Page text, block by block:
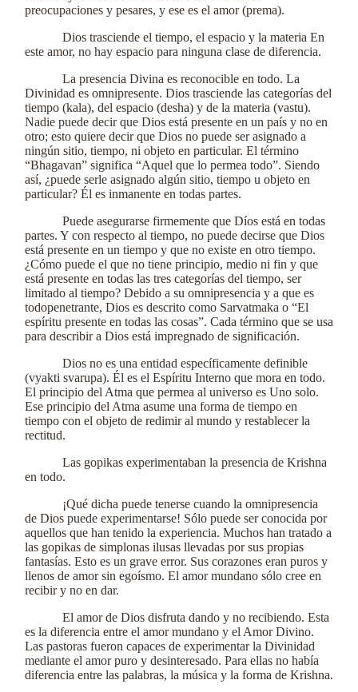
preocupaciones y pesares, y ese es el amor (prema).
Dios trasciende el tiempo, el espacio y la materia En
este amor, no hay espacio para ninguna clase de diferencia.
La presencia Divina es reconocible en todo. La
Divinidad es omnipresente. Dios trasciende las categorías del
tiempo (kala), del espacio (desha) y de la materia (vastu).
Nadie puede decir que Dios está presente en un país y no en
otro; esto quiere decir que Dios no puede ser asignado a
ningún sitio, tiempo, ni objeto en particular. El término
“Bhagavan” significa “Aquel que lo permea todo”. Siendo
así, ¿puede serle asignado algún sitio, tiempo u objeto en
particular? Él es inmanente en todas partes.
Puede asegurarse firmemente que Díos está en todas
partes. Y con respecto al tiempo, no puede decirse que Dios
está presente en un tiempo y que no existe en otro tiempo.
¿Cómo puede el que no tiene principio, medio ni fin y que
está presente en todas las tres categorías del tiempo, ser
limitado al tiempo? Debido a su omnipresencia y a que es
todopenetrante, Dios es descrito como Sarvatmaka o “El
espíritu presente en todas las cosas”. Cada término que se usa
para describir a Dios está impregnado de significación.
Dios no es una entidad específicamente definible
(vyakti svarupa). Él es el Espíritu Interno que mora en todo.
El principio del Atma que permea al universo es Uno solo.
Ese principio del Atma asume una forma de tiempo en
tiempo con el objeto de redimir al mundo y restablecer la
rectitud.
Las gopikas experimentaban la presencia de Krishna
en todo.
¡Qué dicha puede tenerse cuando la omnipresencia
de Dios puede experimentarse! Sólo puede ser conocida por
aquellos que han tenido la experiencia. Muchos han tratado a
las gopikas de simplonas ilusas llevadas por sus propias
fantasías. Esto es un grave error. Sus corazones eran puros y
llenos de amor sin egoísmo. El amor mundano sólo cree en
recibir y no en dar.
El amor de Dios disfruta dando y no recibiendo. Esta
es la diferencia entre el amor mundano y el Amor Divino.
Las pastoras fueron capaces de experimentar la Divinidad
mediante el amor puro y desinteresado. Para ellas no había
diferencia entre las palabras, la música y la forma de Krishna.